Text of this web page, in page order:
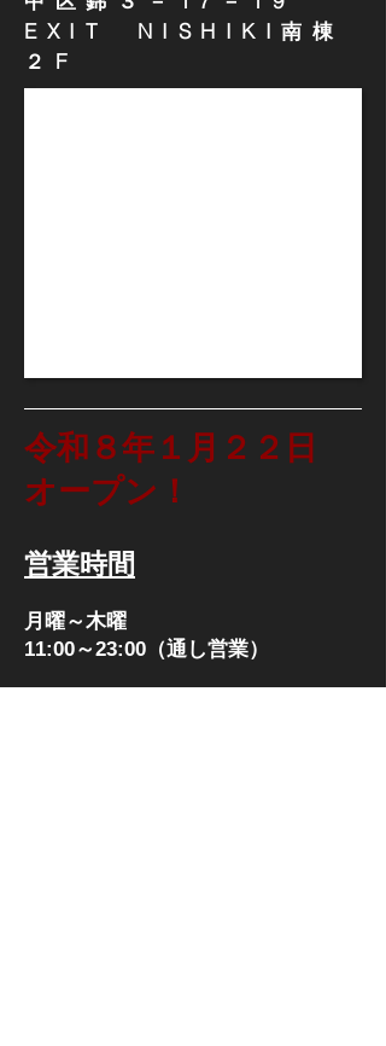
EXIT NISHIKI南棟
２F
令和８年１月２２日
オープン ！
営業時間
月曜～木曜
11:00～23:00（通し営業）